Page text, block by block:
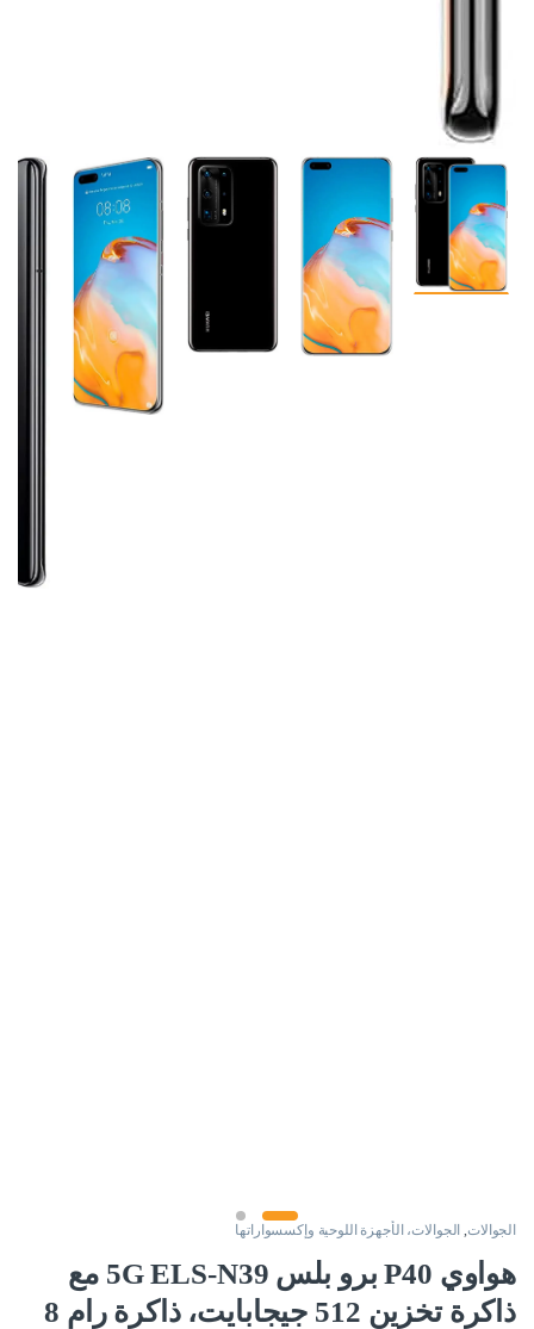
الجوالات, الجوالات، الأجهزة اللوحية وإكسسواراتها
هواوي P40 برو بلس 5G ELS-N39 مع
ذاكرة تخزين 512 جيجابايت، ذاكرة رام 8